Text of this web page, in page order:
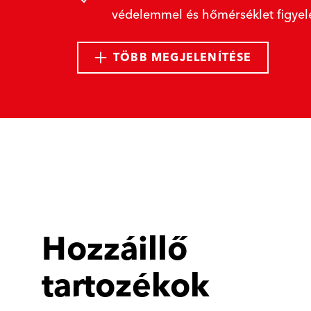
védelemmel és hőmérséklet
TÖBB MEGJELENÍTÉSE
Hozzáillő
tartozékok